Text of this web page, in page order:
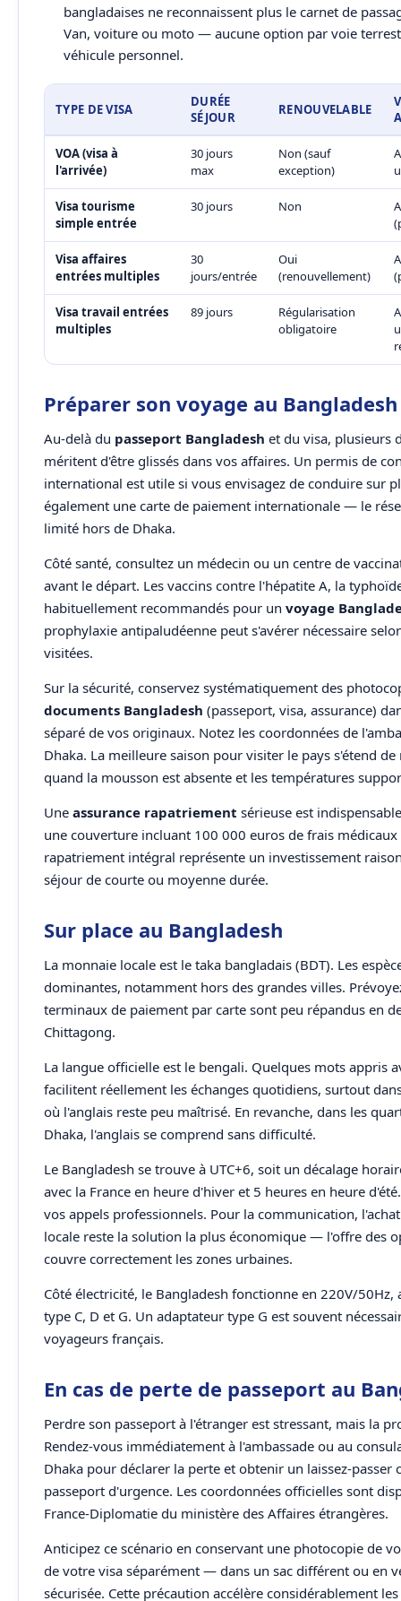
bangladaises ne reconnaissent plus le carnet de
Van, voiture ou moto — aucune option par voie
véhicule personnel.
TYPE DE VISA
DURÉE
SÉJOUR
RENOUVELABLE
VOA (visa à
l'arrivée)
30 jours
max
Non (sauf
exception)
Visa tourisme
simple entrée
30 jours Non
Visa affaires
entrées multiples
30
jours/entrée
Oui
(renouvellement)
Visa travail entrées
multiples
89 jours
Régularisation
obligatoire
Préparer son voyage au Bangladesh
Au-delà du passeport Bangladesh et du visa, plusieurs
méritent d'être glissés dans vos affaires. Un permis de
international est utile si vous envisagez de conduire sur
également une carte de paiement internationale — le
limité hors de Dhaka.
Côté santé, consultez un médecin ou un centre de
avant le départ. Les vaccins contre l'hépatite A, la
habituellement recommandés pour un voyage
prophylaxie antipaludéenne peut s'avérer nécessaire
visitées.
Sur la sécurité, conservez systématiquement des
documents Bangladesh (passeport, visa, assurance)
séparé de vos originaux. Notez les coordonnées de
Dhaka. La meilleure saison pour visiter le pays s'étend
quand la mousson est absente et les températures
Une assurance rapatriement sérieuse est
une couverture incluant 100 000 euros de frais médicaux
rapatriement intégral représente un investissement
séjour de courte ou moyenne durée.
Sur place au Bangladesh
La monnaie locale est le taka bangladais (BDT). Les
dominantes, notamment hors des grandes villes.
terminaux de paiement par carte sont peu répandus en
Chittagong.
La langue officielle est le bengali. Quelques mots appris
facilitent réellement les échanges quotidiens, surtout
où l'anglais reste peu maîtrisé. En revanche, dans les
Dhaka, l'anglais se comprend sans difficulté.
Le Bangladesh se trouve à UTC+6, soit un décalage
avec la France en heure d'hiver et 5 heures en heure
vos appels professionnels. Pour la communication,
locale reste la solution la plus économique — l'offre des
couvre correctement les zones urbaines.
Côté électricité, le Bangladesh fonctionne en 220V/50Hz,
type C, D et G. Un adaptateur type G est souvent
voyageurs français.
En cas de perte de passeport au
Perdre son passeport à l'étranger est stressant, mais la
Rendez-vous immédiatement à l'ambassade ou au
Dhaka pour déclarer la perte et obtenir un laissez-passer
passeport d'urgence. Les coordonnées officielles sont
France-Diplomatie du ministère des Affaires étrangères.
Anticipez ce scénario en conservant une photocopie de
de votre visa séparément — dans un sac différent ou en
sécurisée. Cette précaution accélère considérablement